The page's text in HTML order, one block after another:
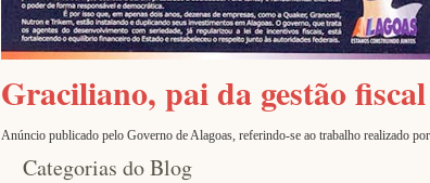
Graciliano, pai da gestão
Anúncio publicado pelo Governo de Alagoas, referindo-se ao trabalho realizado
Categorias do Blog